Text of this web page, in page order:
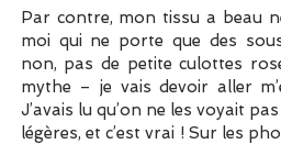
Par contre, mon tissu a beau
moi qui ne porte que des
non, pas de petite culottes
mythe – je vais devoir aller
J’avais lu qu’on ne les voyait
légères, et c’est vrai ! Sur les